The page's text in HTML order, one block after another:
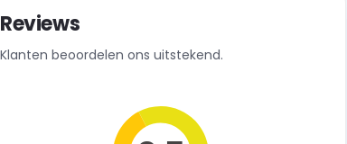
Reviews
Klanten beoordelen ons uitstekend.